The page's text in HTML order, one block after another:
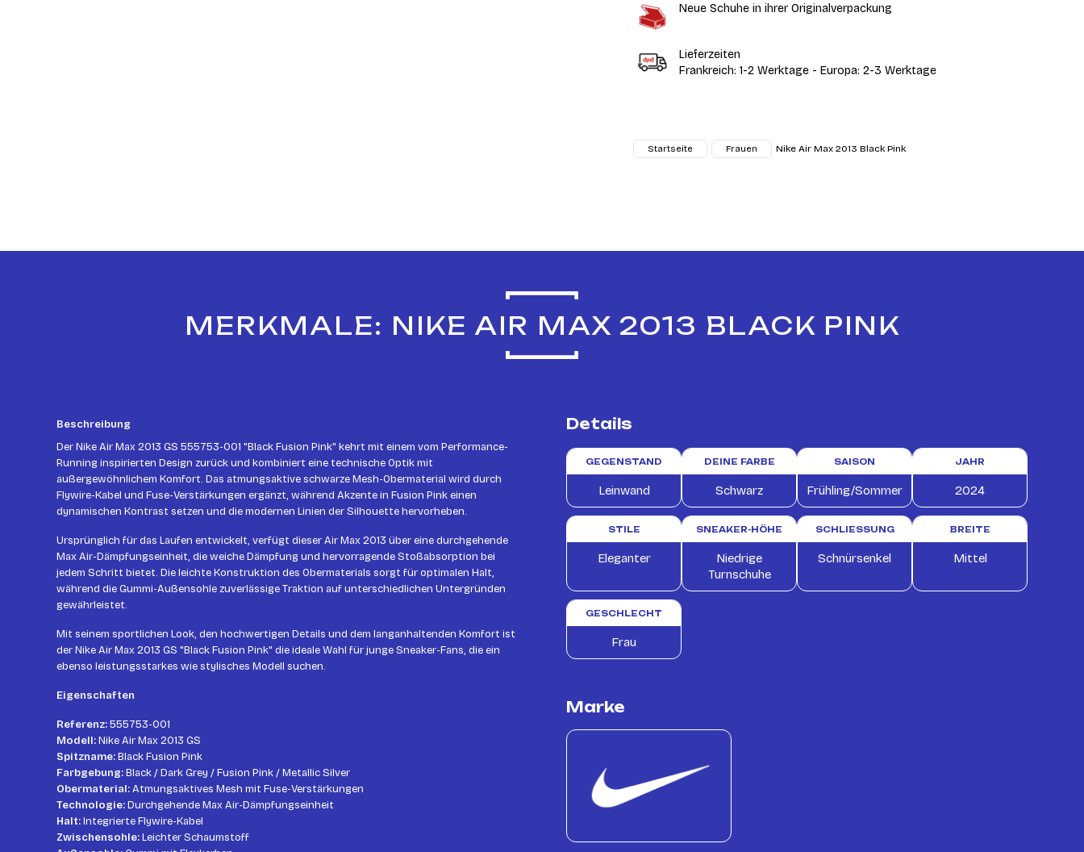
Neue Schuhe in ihrer Originalverpackung
Lieferzeiten
Frankreich: 1-2 Werktage - Europa: 2-3 Werktage
Startseite Frauen Nike Air Max 2013 Black Pink
MERKMALE: NIKE AIR MAX 2013 BLACK PINK
Beschreibung
Der Nike Air Max 2013 GS 555753-001 "Black Fusion Pink" kehrt mit einem vom Performance-
Running inspirierten Design zurück und kombiniert eine technische Optik mit
außergewöhnlichem Komfort. Das atmungsaktive schwarze Mesh-Obermaterial wird durch
Flywire-Kabel und Fuse-Verstärkungen ergänzt, während Akzente in Fusion Pink einen
dynamischen Kontrast setzen und die modernen Linien der Silhouette hervorheben.
Ursprünglich für das Laufen entwickelt, verfügt dieser Air Max 2013 über eine durchgehende
Max Air-Dämpfungseinheit, die weiche Dämpfung und hervorragende Stoßabsorption bei
jedem Schritt bietet. Die leichte Konstruktion des Obermaterials sorgt für optimalen Halt,
während die Gummi-Außensohle zuverlässige Traktion auf unterschiedlichen Untergründen
gewährleistet.
Mit seinem sportlichen Look, den hochwertigen Details und dem langanhaltenden Komfort ist
der Nike Air Max 2013 GS "Black Fusion Pink" die ideale Wahl für junge Sneaker-Fans, die ein
ebenso leistungsstarkes wie stylisches Modell suchen.
Eigenschaften
Referenz:555753-001
Modell:Nike Air Max 2013 GS
Spitzname:Black Fusion Pink
Farbgebung:Black / Dark Grey / Fusion Pink / Metallic Silver
Obermaterial:Atmungsaktives Mesh mit Fuse-Verstärkungen
Technologie:Durchgehende Max Air-Dämpfungseinheit
Halt:Integrierte Flywire-Kabel
Zwischensohle:Leichter Schaumstoff
Details
GEGENSTAND
Leinwand
DEINE FARBE
Schwarz
SAISON
Frühling/Sommer
JAHR
2024
STILE
Eleganter
SNEAKER-HÖHE
Niedrige
Turnschuhe
SCHLIESSUNG
Schnürsenkel
BREITE
Mittel
GESCHLECHT
Frau
Marke